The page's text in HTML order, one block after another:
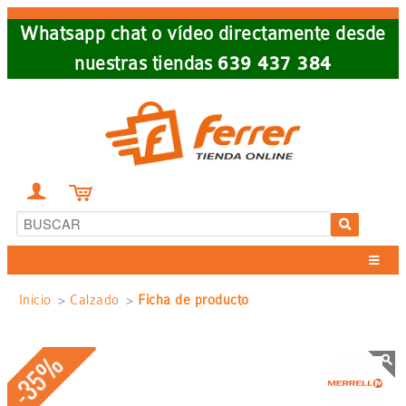
Skip
Whatsapp chat o vídeo directamente desde
nuestras tiendas 639 437 384
 
Sobrescribir
de
Inicio Calzado Ficha de producto
-35%